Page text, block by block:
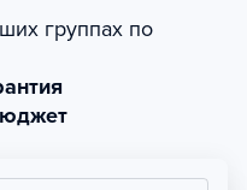
группах по